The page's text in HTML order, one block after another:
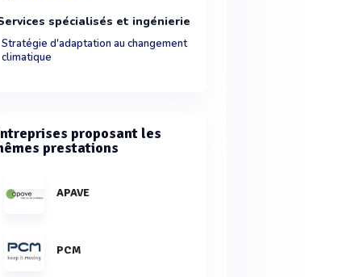
spécialisés et ingénierie
Stratégie d'adaptation au changement
climatique
proposant les
prestations
APAVE
PCM